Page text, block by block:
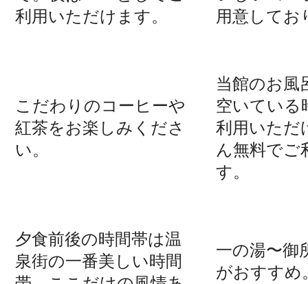
利用いただけます。
用意してお
こだわりのコーヒーや
紅茶をお楽しみくださ
い。
当館のお風
空いている
利用いただ
ん無料でご
す。
夕食前後の時間帯は温
泉街の一番美しい時間
一の湯〜御
がおすすめ